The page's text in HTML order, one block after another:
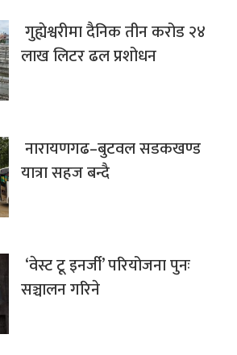
गुह्येश्वरीमा दैनिक तीन करोड २४
लाख लिटर ढल प्रशोधन
नारायणगढ–बुटवल सडकखण्ड
यात्रा सहज बन्दै
‘वेस्ट टू इनर्जी’ परियोजना पुनः
सञ्चालन गरिने